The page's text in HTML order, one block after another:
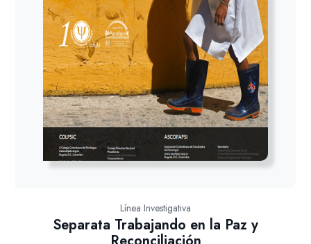
Línea Investigativa
Separata Trabajando en la Paz y